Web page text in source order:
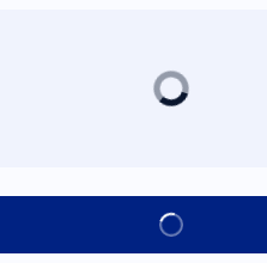
Κλείσε ραντεβού